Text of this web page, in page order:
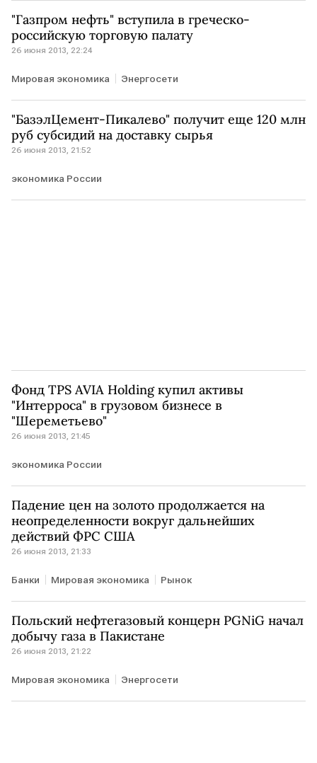
"Газпром нефть" вступила в греческо-
российскую торговую палату
26 июня 2013, 22:24
Мировая экономика Энергосети
"БазэлЦемент-Пикалево" получит еще 120 млн
руб субсидий на доставку сырья
26 июня 2013, 21:52
экономика России
Фонд TPS AVIA Holding купил активы
"Интерроса" в грузовом бизнесе в
"Шереметьево"
26 июня 2013, 21:45
экономика России
Падение цен на золото продолжается на
неопределенности вокруг дальнейших
действий ФРС США
26 июня 2013, 21:33
Банки Мировая экономика Рынок
Польский нефтегазовый концерн PGNiG начал
добычу газа в Пакистане
26 июня 2013, 21:22
Мировая экономика Энергосети